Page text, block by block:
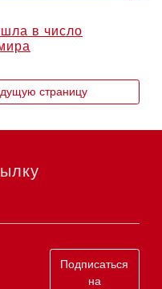
в число
страницу
Подписаться
на